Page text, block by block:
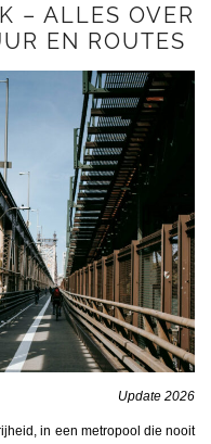
– ALLES OVER
EN ROUTES
Update 2026
in een metropool die nooit